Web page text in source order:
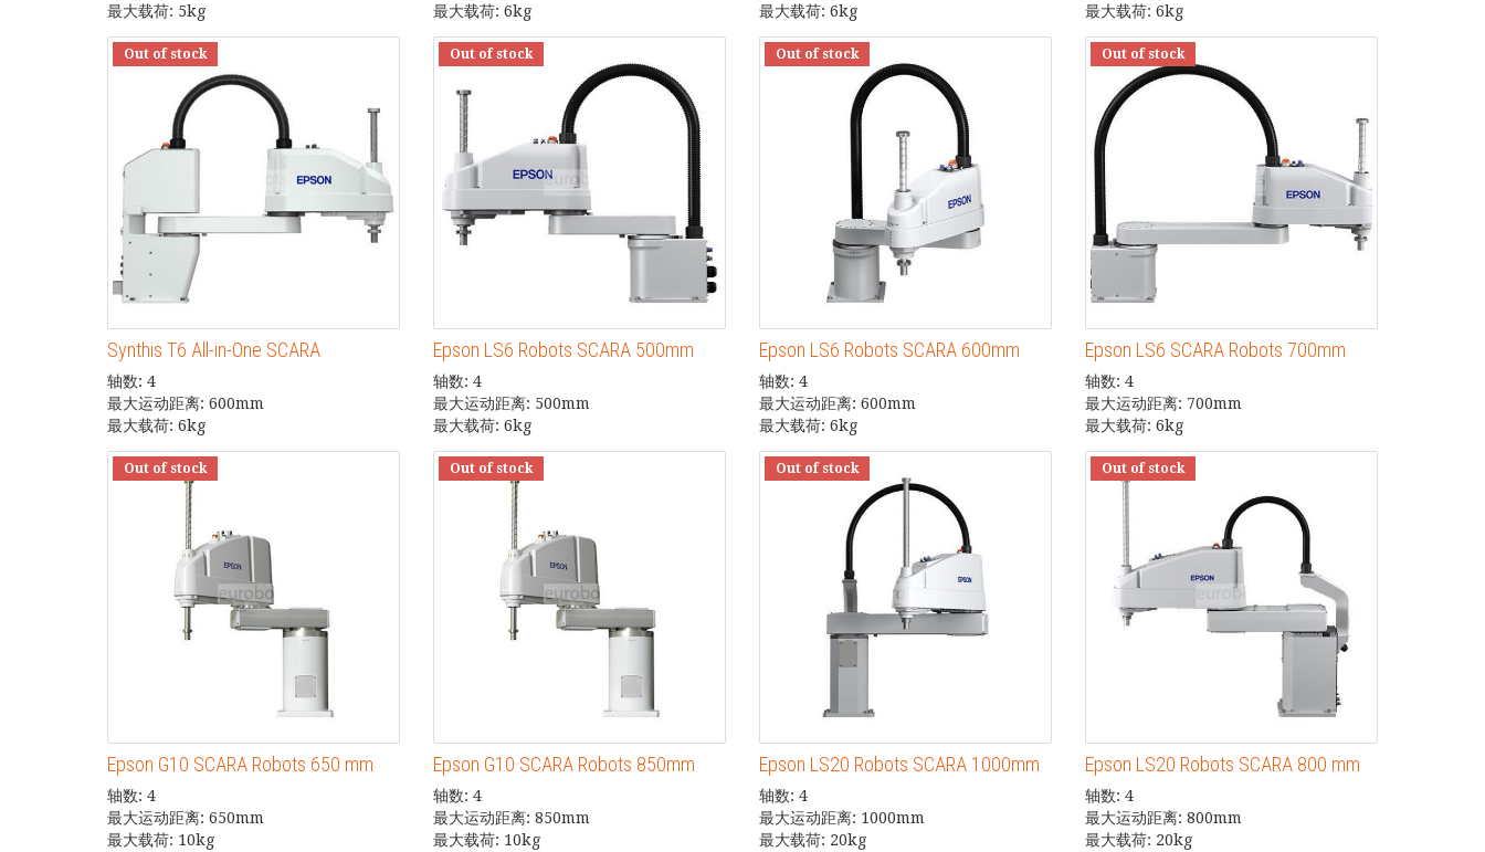
最大载荷: 5kg
最大载荷: 6kg
最大载荷: 6kg
最大载荷: 6kg
Out of stock
Synthis T6 All-in-One SCARA
轴数: 4
最大运动距离: 600mm
最大载荷: 6kg
Out of stock
Epson LS6 Robots SCARA 500mm
轴数: 4
最大运动距离: 500mm
最大载荷: 6kg
Out of stock
Epson LS6 Robots SCARA 600mm
轴数: 4
最大运动距离: 600mm
最大载荷: 6kg
Out of stock
Epson LS6 SCARA Robots 700mm
轴数: 4
最大运动距离: 700mm
最大载荷: 6kg
Out of stock
Epson G10 SCARA Robots 650 mm
轴数: 4
最大运动距离: 650mm
最大载荷: 10kg
Out of stock
Epson G10 SCARA Robots 850mm
轴数: 4
最大运动距离: 850mm
最大载荷: 10kg
Out of stock
Epson LS20 Robots SCARA 1000mm
轴数: 4
最大运动距离: 1000mm
最大载荷: 20kg
Out of stock
Epson LS20 Robots SCARA 800 mm
轴数: 4
最大运动距离: 800mm
最大载荷: 20kg